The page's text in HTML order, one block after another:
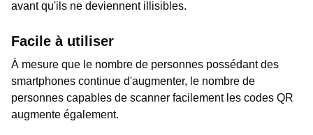
avant qu'ils ne deviennent illisibles.
Facile à utiliser
À mesure que le nombre de personnes possédant des
smartphones continue d'augmenter, le nombre de
personnes capables de scanner facilement les codes QR
augmente également.